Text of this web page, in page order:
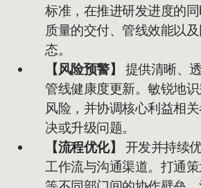
标准，在推进研发进度的
质量的交付、管线效能以
态。
【风险预警】
提供清晰、
管线健康度更新。敏锐地
风险，并协调核心利益相
决或升级问题。
【流程优化】
开发并持续
工作流与沟通渠道。打通